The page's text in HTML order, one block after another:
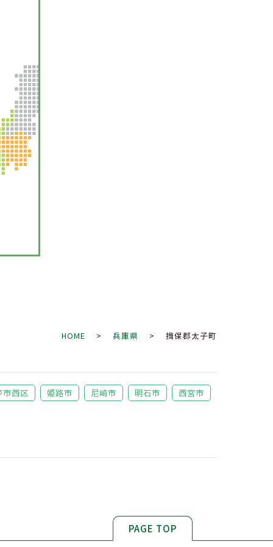
HOME > 兵庫県 > 揖保郡太子町
市西区 姫路市 尼崎市 明石市 西宮市
PAGE TOP